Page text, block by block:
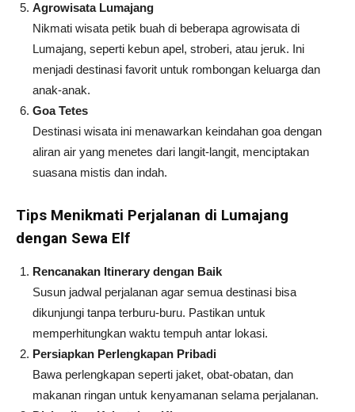
Agrowisata Lumajang
Nikmati wisata petik buah di beberapa agrowisata di
Lumajang, seperti kebun apel, stroberi, atau jeruk. Ini
menjadi destinasi favorit untuk rombongan keluarga dan
anak-anak.
Goa Tetes
Destinasi wisata ini menawarkan keindahan goa dengan
aliran air yang menetes dari langit-langit, menciptakan
suasana mistis dan indah.
Tips Menikmati Perjalanan di Lumajang
dengan Sewa Elf
Rencanakan Itinerary dengan Baik
Susun jadwal perjalanan agar semua destinasi bisa
dikunjungi tanpa terburu-buru. Pastikan untuk
memperhitungkan waktu tempuh antar lokasi.
Persiapkan Perlengkapan Pribadi
Bawa perlengkapan seperti jaket, obat-obatan, dan
makanan ringan untuk kenyamanan selama perjalanan.